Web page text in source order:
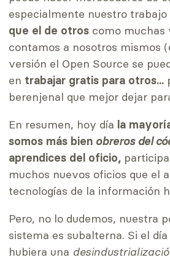
especialmente nuestro trabajo
que el de otroscomo muchas
contamos a nosotros mismos
versión el Open Source se
en trabajar gratis para otros...
berenjenal que mejor dejar
En resumen, hoy día la
somos más bien obreros del
aprendices del oficio,
muchos nuevos oficios que el
tecnologías de la información
Pero, no lo dudemos, nuestra
sistema es subalterna. Si el
hubiera una